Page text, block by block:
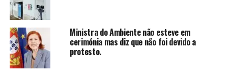
Ministra do Ambiente não esteve em
cerimónia mas diz que não foi devido a
protesto.